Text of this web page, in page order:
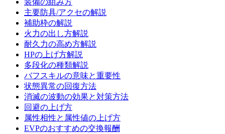
装備の組み方
主要防具/アクセの解説
補助枠の解説
火力の出し方解説
耐久力の高め方解説
HPの上げ方解説
多段化の種類解説
バフスキルの意味と重要性
状態異常の回復方法
消滅の波動の効果と対策方法
回避の上げ方
属性相性と属性値の上げ方
EVPのおすすめの交換報酬